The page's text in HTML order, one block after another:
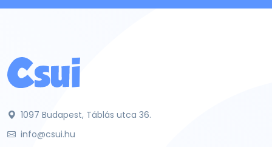
1097 Budapest, Táblás utca 36.
info@csui.hu